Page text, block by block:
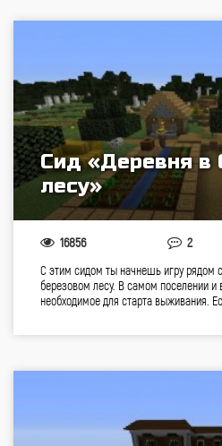
Сид «Деревня в
лесу»
16856 2
С этим сидом ты начнешь игру рядом
березовом лесу. В самом поселении и
необходимое для старта выживания.